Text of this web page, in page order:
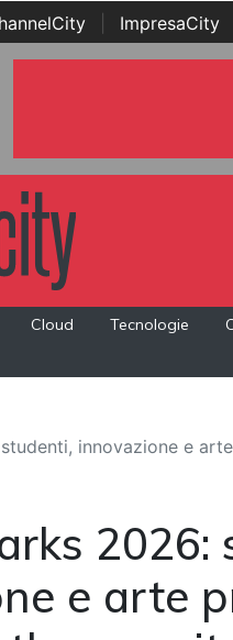
ImpresaCity
Cloud Tecnologie
innovazione e
2026:
e arte